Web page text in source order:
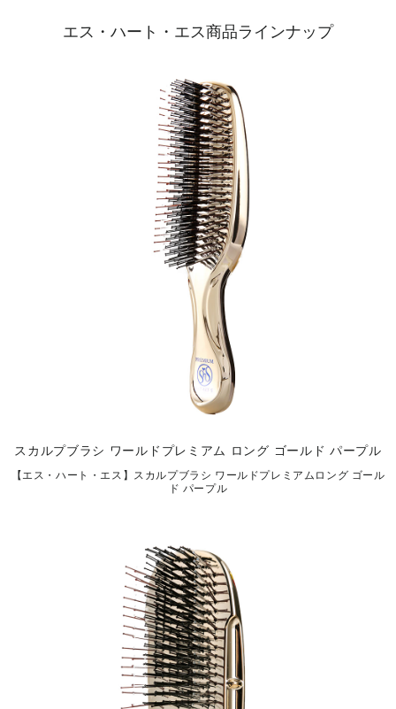
エス・ハート・エス商品ラインナップ
スカルプブラシ ワールドプレミアム ロング ゴールド パープル
【エス・ハート・エス】スカルプブラシ ワールドプレミアムロング ゴール
ド パープル